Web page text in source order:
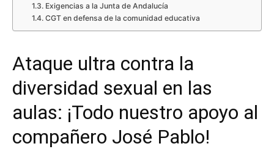
Exigencias a la Junta de Andalucía
CGT en defensa de la comunidad educativa
Ataque ultra contra la
diversidad sexual en las
aulas: ¡Todo nuestro apoyo al
compañero José Pablo!